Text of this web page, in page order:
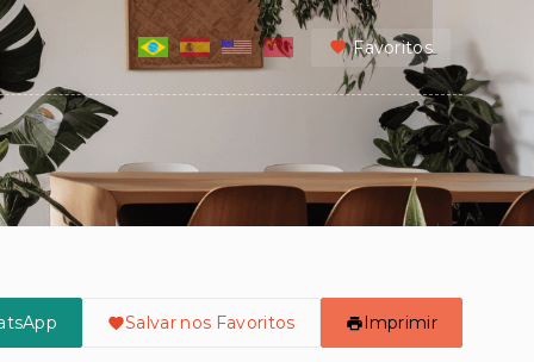
Favoritos
Salvar nos Favoritos Imprimir